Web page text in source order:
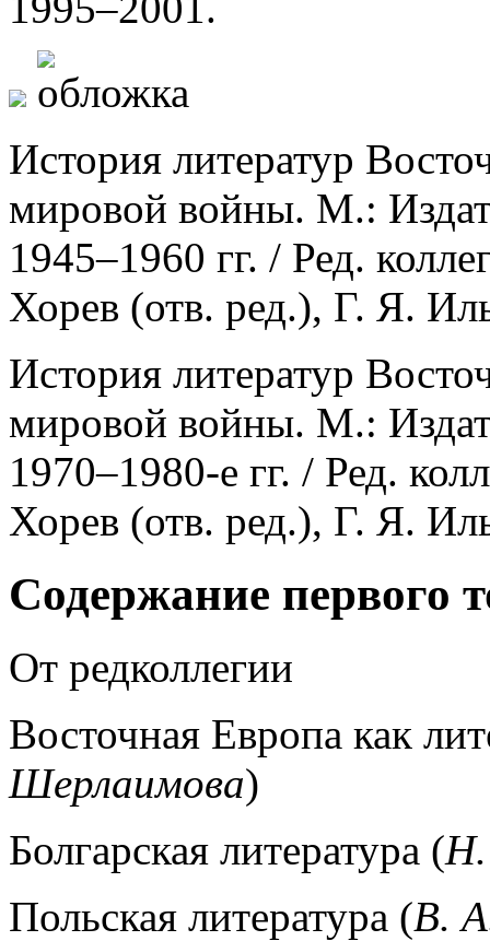
История литератур
мировой войны. М.:
1945–1960 гг. / Ред.
Хорев (отв. ред.), Г. Я.
История литератур
мировой войны. М.:
1970–1980-е гг. / Ред.
Хорев (отв. ред.), Г. Я.
Содержание первого
От редколлегии
Восточная Европа как
Шерлаимова)
Болгарская литература (
Польская литература (В.